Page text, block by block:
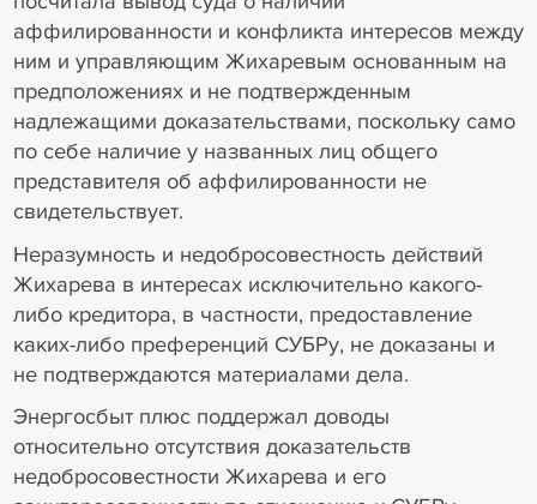
аффилированности и конфликта интересов между
ним и управляющим Жихаревым основанным на
предположениях и не подтвержденным
надлежащими доказательствами, поскольку само
по себе наличие у названных лиц общего
представителя об аффилированности не
свидетельствует.
Неразумность и недобросовестность действий
Жихарева в интересах исключительно какого-
либо кредитора, в частности, предоставление
каких-либо преференций СУБРу, не доказаны и
не подтверждаются материалами дела.
Энергосбыт плюс поддержал доводы
относительно отсутствия доказательств
недобросовестности Жихарева и его